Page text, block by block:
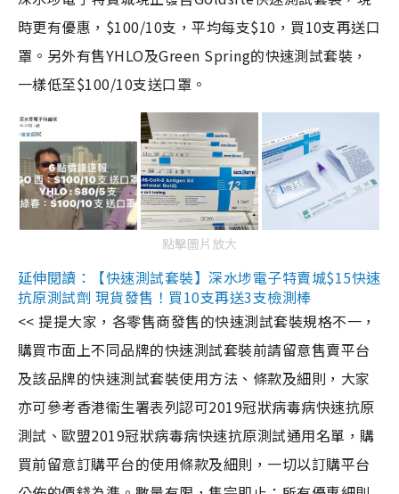
時更有優惠，$100/10支，平均每支$10，買10支再送口
罩。另外有售YHLO及Green Spring的快速測試套裝，
一樣低至$100/10支送口罩。
點擊圖片放大
延伸閱讀：【快速測試套裝】深水埗電子特賣城$15快速
抗原測試劑 現貨發售！買10支再送3支檢測棒
<< 提提大家，各零售商發售的快速測試套裝規格不一，
購買市面上不同品牌的快速測試套裝前請留意售賣平台
及該品牌的快速測試套裝使用方法、條款及細則，大家
亦可參考香港衞生署表列認可2019冠狀病毒病快速抗原
測試、歐盟2019冠狀病毒病快速抗原測試通用名單，購
買前留意訂購平台的使用條款及細則，一切以訂購平台